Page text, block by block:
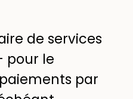
de services
pour le
par